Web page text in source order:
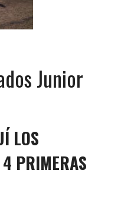
Junior
LOS
4 PRIMERAS